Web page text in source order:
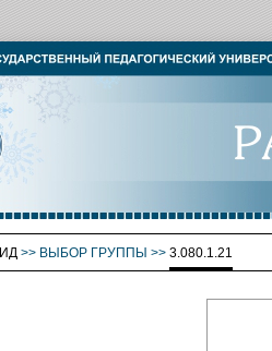
ИД>> ВЫБОР ГРУППЫ >> 3.080.1.21